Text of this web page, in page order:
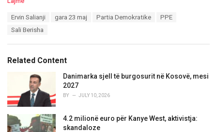
i
Ervin Salianji gara 23 maj Partia Demokratike
PPE
Sali Berisha
Related Content
Danimarka sjell të burgosurit në Kosovë, mesi
2027
BY JULY 10, 2026
4.2 milionë euro për Kanye West, aktivistja:
skandaloze